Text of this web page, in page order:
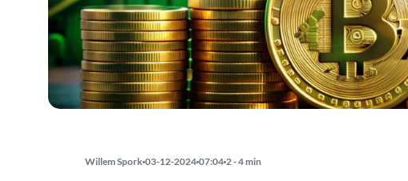
Willem Spork 03-12-2024 07:04 2 - 4 min